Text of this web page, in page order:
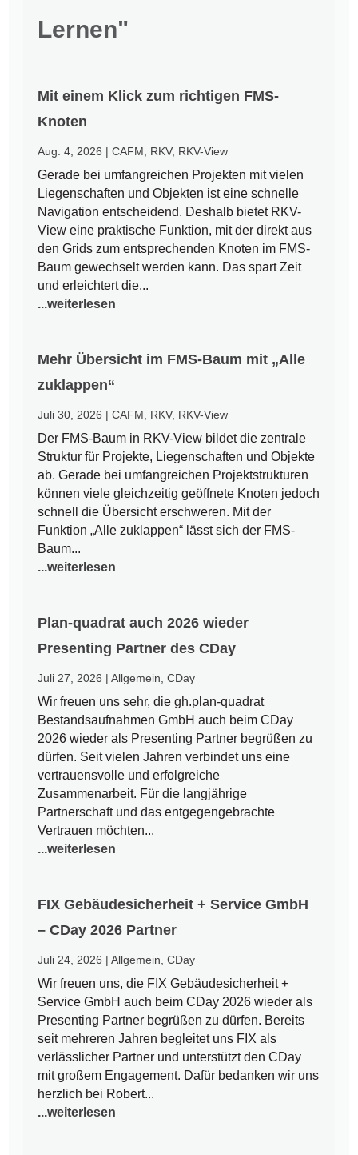
Lernen"
Mit einem Klick zum richtigen FMS-
Knoten
Aug. 4, 2026 |CAFM RKV, RKV-View
Gerade bei umfangreichen Projekten mit vielen
Liegenschaften und Objekten ist eine schnelle
Navigation entscheidend. Deshalb bietet RKV-
View eine praktische Funktion, mit der direkt aus
den Grids zum entsprechenden Knoten im FMS-
Baum gewechselt werden kann. Das spart Zeit
und erleichtert die...
...weiterlesen
Mehr Übersicht im FMS-Baum mit „Alle
zuklappen“
Juli 30, 2026 |CAFM RKV, RKV-View
Der FMS-Baum in RKV-View bildet die zentrale
Struktur für Projekte, Liegenschaften und Objekte
ab. Gerade bei umfangreichen Projektstrukturen
können viele gleichzeitig geöffnete Knoten jedoch
schnell die Übersicht erschweren. Mit der
Funktion „Alle zuklappen“ lässt sich der FMS-
Baum...
...weiterlesen
Plan-quadrat auch 2026 wieder
Presenting Partner des CDay
Juli 27, 2026 |Allgemein ,CDay
Wir freuen uns sehr, die gh.plan-quadrat
Bestandsaufnahmen GmbH auch beim CDay
2026 wieder als Presenting Partner begrüßen zu
dürfen. Seit vielen Jahren verbindet uns eine
vertrauensvolle und erfolgreiche
Zusammenarbeit. Für die langjährige
Partnerschaft und das entgegengebrachte
Vertrauen möchten...
...weiterlesen
FIX Gebäudesicherheit + Service GmbH
– CDay 2026 Partner
Juli 24, 2026 |Allgemein ,CDay
Wir freuen uns, die FIX Gebäudesicherheit +
Service GmbH auch beim CDay 2026 wieder als
Presenting Partner begrüßen zu dürfen. Bereits
seit mehreren Jahren begleitet uns FIX als
verlässlicher Partner und unterstützt den CDay
mit großem Engagement. Dafür bedanken wir uns
herzlich bei Robert...
...weiterlesen